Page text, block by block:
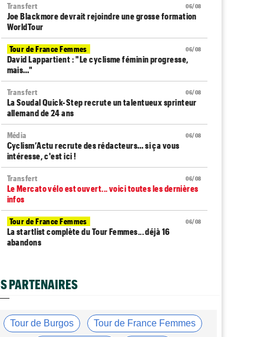
06/08
Transfert
Joe Blackmore devrait rejoindre une grosse formation
WorldTour
06/08
Tour de France Femmes
David Lappartient : "Le cyclisme féminin progresse,
mais…"
06/08
Transfert
La Soudal Quick-Step recrute un talentueux sprinteur
allemand de 24 ans
06/08
Média
Cyclism’Actu recrute des rédacteurs… si ça vous
intéresse, c'est ici !
06/08
Transfert
Le Mercato vélo est ouvert... voici toutes les dernières
infos
06/08
Tour de France Femmes
La startlist complète du Tour Femmes... déjà 16
abandons
profil…
La surprise Francisco Campos remporte la 1ère étape
PARTENAIRES
Tour de Burgos Tour de France Femmes